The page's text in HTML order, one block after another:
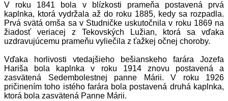
V roku 1841 bola v blízkosti prameňa postavená prvá
kaplnka, ktorá vydržala až do roku 1885, kedy sa rozpadla.
Prvá svätá omša sa v Studničke uskutočnila v roku 1869 na
žiadosť veriacej z Tekovských Lužian, ktorá sa vďaka
uzdravujúcemu prameňu vyliečila z ťažkej očnej choroby.
Vďaka horlivosti vtedajšieho bešianskeho farára Jozefa
Hariša bola kaplnka v roku 1914 znovu postavená a
zasvätená Sedembolestnej panne Márii. V roku 1926
pričinením toho istého farára bola postavená druhá kaplnka,
ktorá bola zasvätená Panne Márii.